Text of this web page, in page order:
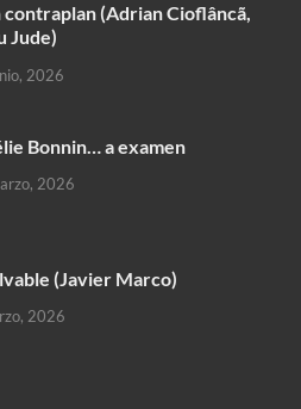
contraplan (Adrian Cioflâncã,
Jude)
2026
Bonnin… a examen
2026
(Javier Marco)
2026